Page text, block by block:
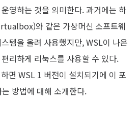
영하는 것을 의미한다. 과거에는 하
와 같은 가상머신 소프트웨
템을 올려 사용했지만, WSL이 나온
리하게 리눅스를 사용할 수 있다.
면 WSL 1 버전이 설치되기에 이 포
방법에 대해 소개한다.